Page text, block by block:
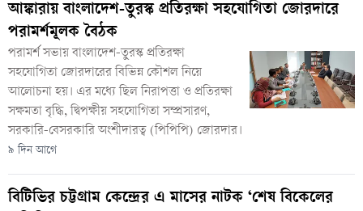
আঙ্কারায় বাংলাদেশ-তুরস্ক প্রতিরক্ষা সহযোগিতা জোরদারে
পরামর্শমূলক বৈঠক
পরামর্শ সভায় বাংলাদেশ-তুরস্ক প্রতিরক্ষা
সহযোগিতা জোরদারের বিভিন্ন কৌশল নিয়ে
আলোচনা হয়। এর মধ্যে ছিল নিরাপত্তা ও প্রতিরক্ষা
সক্ষমতা বৃদ্ধি, দ্বিপক্ষীয় সহযোগিতা সম্প্রসারণ,
সরকারি-বেসরকারি অংশীদারত্ব (পিপিপি) জোরদার।
৯ দিন আগে
বিটিভির চট্টগ্রাম কেন্দ্রের এ মাসের নাটক ‘শেষ বিকেলের